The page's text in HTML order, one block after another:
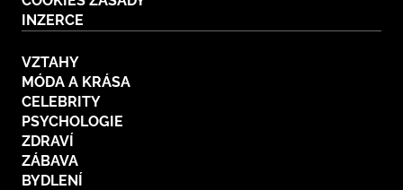
INZERCE
VZTAHY
MÓDA A KRÁSA
CELEBRITY
PSYCHOLOGIE
ZDRAVÍ
ZÁBAVA
BYDLENÍ